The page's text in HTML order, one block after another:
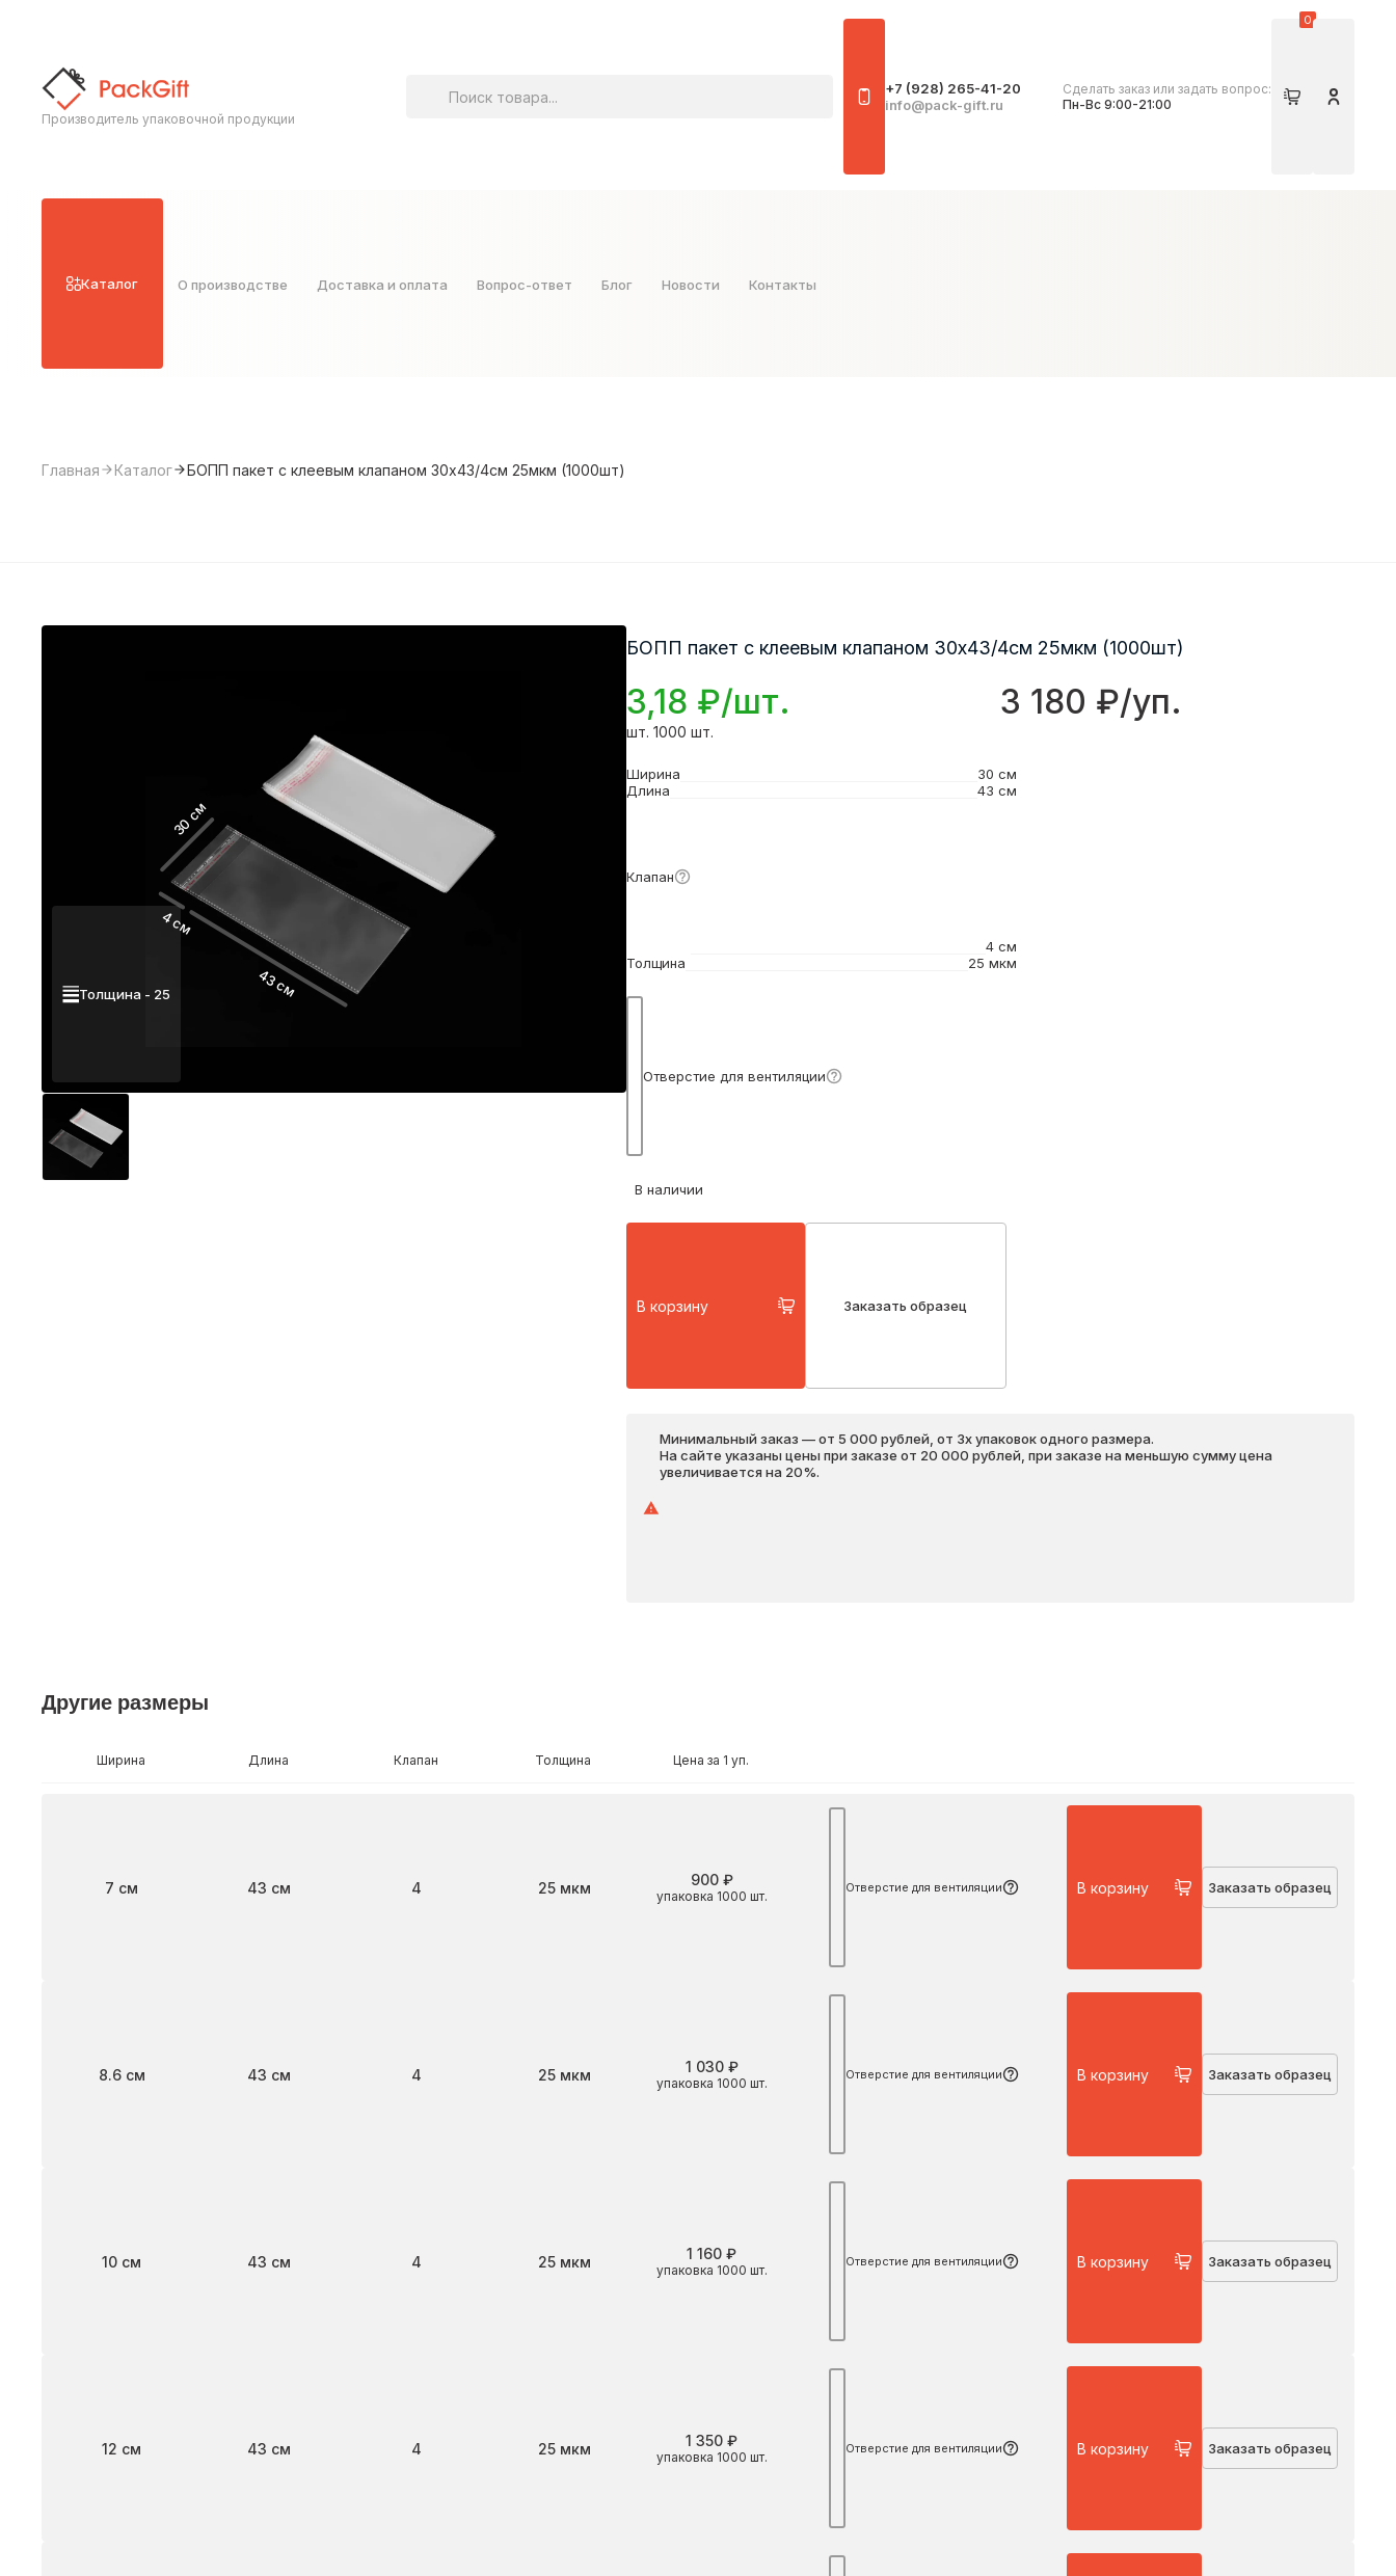
Производитель упаковочной продукции
+7 (928) 265-41-20
info@pack-gift.ru
Сделать заказ или задать вопрос:
Пн-Вс 9:00-21:00
Корзина
0
Личный
Каталог О производстве Доставка и оплата Вопрос-ответ Блог Новости Контакты
Главная Каталог БОПП пакет с клеевым клапаном 30х43/4см 25мкм (1000шт)
30 см
4 см
43 см
Толщина - 25
БОПП пакет с клеевым клапаном 30х43/4см 25мкм (1000шт)
3,18 ₽/шт. 3 180 ₽/уп.
шт. 1000 шт.
Ширина
30 см
Длина
43 см
Клапан
4 см
Толщина
25 мкм
Отверстие для вентиляции
В наличии
В корзину Заказать образец
Минимальный заказ — от 5 000 рублей, от 3х упаковок одного размера.
На сайте указаны цены при заказе от 20 000 рублей, при заказе на меньшую сумму цена
увеличивается на 20%.
Другие размеры
Ширина Длина Клапан Толщина Цена за 1 уп.
7 см 43 см 4 Толщина25 мкм упаковка 1000 шт.
900 ₽ Отверстие для вентиляции В корзину Заказать образец
Ширина8.6 см 43 см 4 Толщина25 мкм упаковка 1000 шт.
1 030 ₽ Отверстие для вентиляции В корзину Заказать образец
10 см 43 см 4 Толщина25 мкм упаковка 1000 шт.
1 160 ₽ Отверстие для вентиляции В корзину Заказать образец
12 см 43 см 4 Толщина25 мкм упаковка 1000 шт.
1 350 ₽ Отверстие для вентиляции В корзину Заказать образец